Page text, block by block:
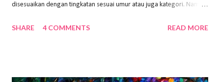
disesuaikan dengan tingkatan sesuai umur atau juga kategori. Namun,
sehingga hasilnya bisa dilihat. Peran alat dan bahan sangat
SHARE 4 COMMENTS READ MORE